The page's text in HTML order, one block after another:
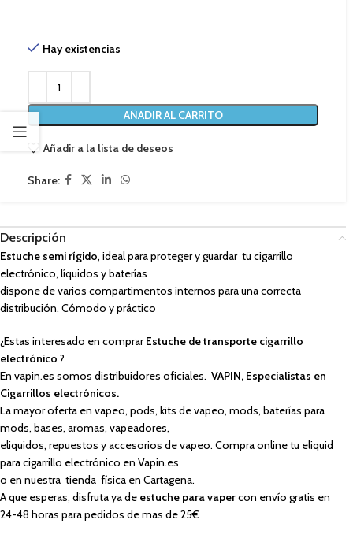
Hay existencias
AÑADIR AL CARRITO
Añadir a la lista de deseos
Share:
Descripción
Estuche semi rígido, ideal para proteger y guardar tu cigarrillo
electrónico, líquidos y baterías
dispone de varios compartimentos internos para una correcta
distribución. Cómodo y práctico
¿Estas interesado en comprarEstuche de transporte cigarrillo
electrónico ?
En vapin.es somos distribuidores oficiales. VAPIN, Especialistas en
Cigarrillos electrónicos.
La mayor oferta en vapeo, pods, kits de vapeo, mods, baterías para
mods, bases, aromas, vapeadores,
eliquidos, repuestos y accesorios de vapeo. Compra online tu eliquid
para cigarrillo electrónico en Vapin.es
o en nuestra tienda física en Cartagena.
A que esperas, disfruta ya de estuche para vapercon envío gratis en
24-48 horas para pedidos de mas de 25€